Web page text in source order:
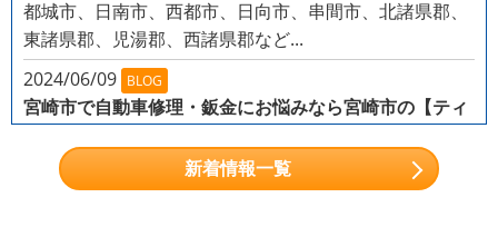
都城市、日南市、西都市、日向市、串間市、北諸県郡、
東諸県郡、児湯郡、西諸県郡など...
2024/06/09 BLOG
宮崎市で自動車修理・鈑金にお悩みなら宮崎市の【ティ
こんなお悩みを持つ方から、多くのご依頼を頂いており
ます！
小石が当たったような小さなキズがある
新着情報一覧